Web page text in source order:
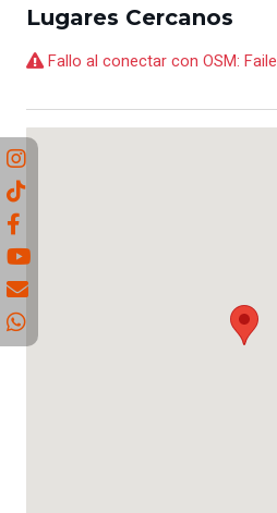
Lugares Cercanos
Fallo al conectar con OSM: